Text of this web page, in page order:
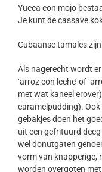
Yucca con mojo
Je kunt de cassave
Cubaanse tamales
Als nagerecht wordt
‘arroz con leche’ of
met wat kaneel
caramelpudding). Ook
gebakjes doen het
uit een gefrituurd
wel donutgaten
vorm van knapperige,
worden overgoten